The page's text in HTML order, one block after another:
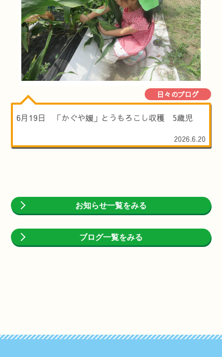
日々のブログ
6月19日 「かぐや媛」とうもろこし収穫 5歳児
2026.6.20
お知らせ一覧をみる
ブログ一覧をみる